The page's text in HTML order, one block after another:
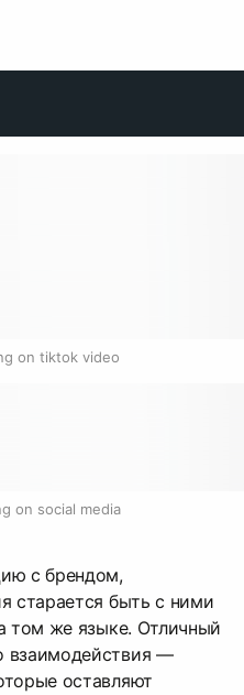
on tiktok video
on social media
с брендом,
старается быть с ними
том же языке. Отличный
взаимодействия —
оставляют